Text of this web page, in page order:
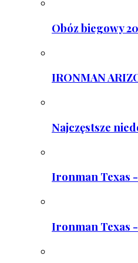
Obóz biegowy
IRONMAN
Najczęstsze
Ironman Texas
Ironman Texas